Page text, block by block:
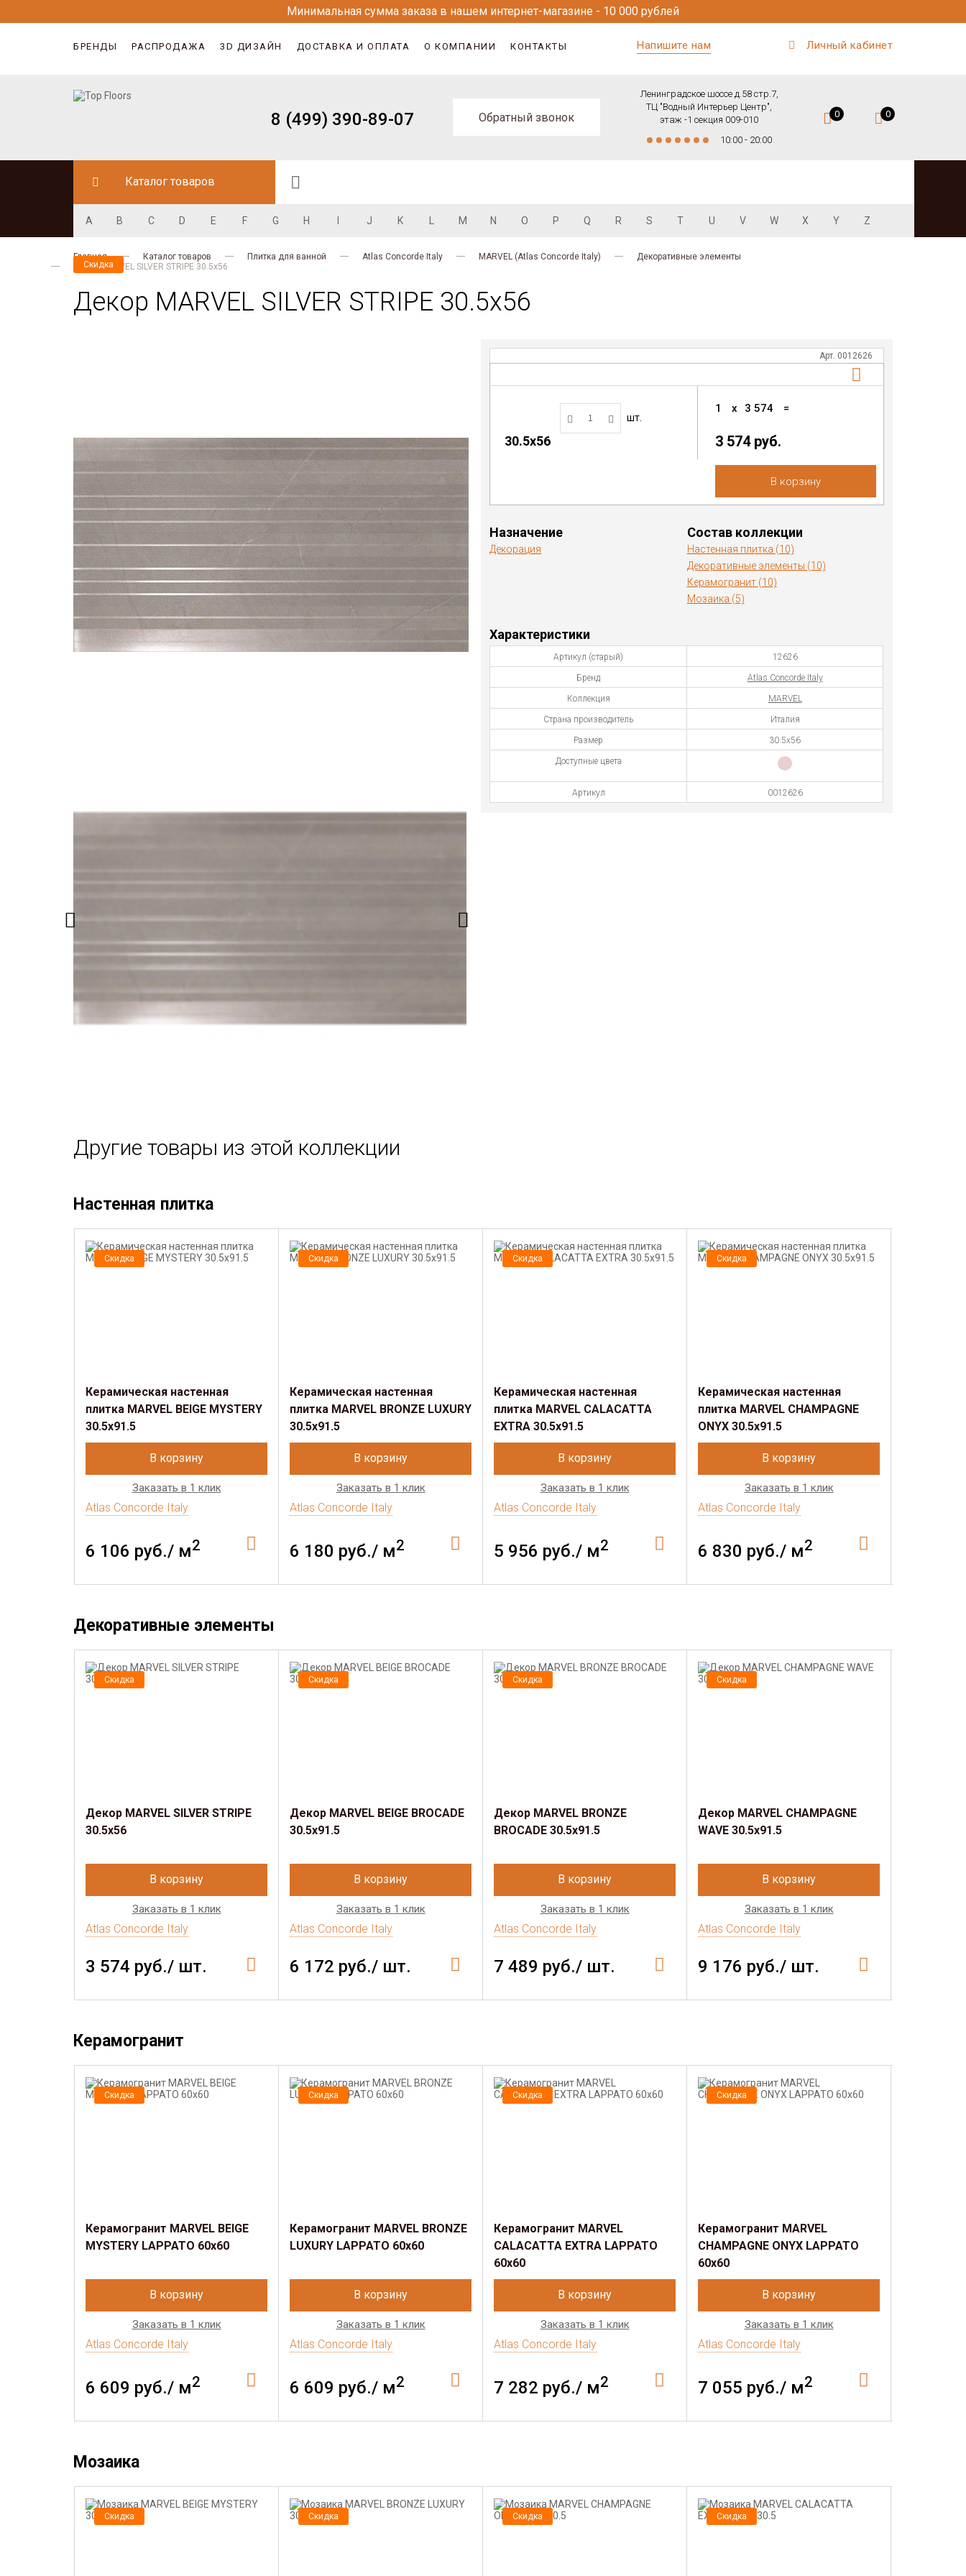
Минимальная сумма заказа в нашем интернет-магазине - 10 000 рублей
БРЕНДЫ РАСПРОДАЖА 3D ДИЗАЙН ДОСТАВКА И ОПЛАТА О КОМПАНИИ КОНТАКТЫ Напишите нам Личный кабинет
8 (499) 390-89-07 Обратный звонок
Ленинградское шоссе д.58 стр.7,
ТЦ "Водный Интерьер Центр",
этаж -1 секция 009-010
10:00 - 20:00
0 0
Каталог товаров
A B C D E F G H J K M N O P Q R S T U V W X Y Z
Главная Каталог товаров Плитка для ванной Atlas Concorde Italy MARVEL (Atlas Concorde Italy)
Декоративные элементы
Декор MARVEL SILVER STRIPE 30.5x56
Декор MARVEL SILVER STRIPE 30.5x56
Скидка
Арт. 0012626
30.5x56
шт.
1 x 3 574 =
3 574 руб.
В корзину
Назначение
Декорация
Состав коллекции
Настенная плитка (10)
Декоративные элементы (10)
Керамогранит (10)
Мозаика (5)
Характеристики
Артикул (старый) 12626
Бренд Atlas Concorde Italy
Коллекция MARVEL
Страна производитель Италия
Размер 30.5x56
Доступные цвета
Артикул 0012626
Другие товары из этой коллекции
Настенная плитка
Скидка
Керамическая настенная
плитка MARVEL BEIGE MYSTERY
30.5x91.5
В корзину
Заказать в 1 клик
Atlas Concorde Italy
6 106 руб./ м2
Скидка
Керамическая настенная
плитка MARVEL BRONZE LUXURY
30.5x91.5
В корзину
Заказать в 1 клик
Atlas Concorde Italy
6 180 руб./ м2
Скидка
Керамическая настенная
плитка MARVEL CALACATTA
EXTRA 30.5x91.5
В корзину
Заказать в 1 клик
Atlas Concorde Italy
5 956 руб./ м2
Скидка
Керамическая настенная
плитка MARVEL CHAMPAGNE
ONYX 30.5x91.5
В корзину
Заказать в 1 клик
Atlas Concorde Italy
6 830 руб./ м2
Декоративные элементы
Скидка
Декор MARVEL SILVER STRIPE
30.5x56
В корзину
Заказать в 1 клик
Atlas Concorde Italy
3 574 руб./ шт.
Скидка
Декор MARVEL BEIGE BROCADE
30.5x91.5
В корзину
Заказать в 1 клик
Atlas Concorde Italy
6 172 руб./ шт.
Скидка
Декор MARVEL BRONZE
BROCADE 30.5x91.5
В корзину
Заказать в 1 клик
Atlas Concorde Italy
7 489 руб./ шт.
Скидка
Декор MARVEL CHAMPAGNE
WAVE 30.5x91.5
В корзину
Заказать в 1 клик
Atlas Concorde Italy
9 176 руб./ шт.
Керамогранит
Скидка
Керамогранит MARVEL BEIGE
MYSTERY LAPPATO 60x60
В корзину
Заказать в 1 клик
Atlas Concorde Italy
6 609 руб./ м2
Скидка
Керамогранит MARVEL BRONZE
LUXURY LAPPATO 60x60
В корзину
Заказать в 1 клик
Atlas Concorde Italy
6 609 руб./ м2
Скидка
Керамогранит MARVEL
CALACATTA EXTRA LAPPATO
60x60
В корзину
Заказать в 1 клик
Atlas Concorde Italy
7 282 руб./ м2
Скидка
Керамогранит MARVEL
CHAMPAGNE ONYX LAPPATO
60x60
В корзину
Заказать в 1 клик
Atlas Concorde Italy
7 055 руб./ м2
Мозаика
Скидка Скидка Скидка Скидка